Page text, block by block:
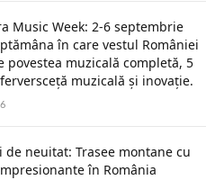
Music Week: 2-6 septembrie
în care vestul României
povestea muzicală completă, 5
muzicală și inovație.
de neuitat: Trasee montane cu
în România